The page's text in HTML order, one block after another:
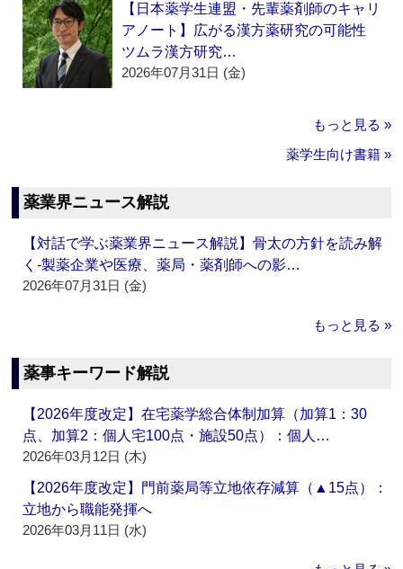
【日本薬学生連盟・先輩薬剤師のキャリ
アノート】広がる漢方薬研究の可能性
ツムラ漢方研究…
2026年07月31日 (金)
もっと見る »
薬学生向け書籍 »
薬業界ニュース解説
【対話で学ぶ薬業界ニュース解説】骨太の方針を読み解
く‐製薬企業や医療、薬局・薬剤師への影…
2026年07月31日 (金)
もっと見る »
薬事キーワード解説
【2026年度改定】在宅薬学総合体制加算（加算1：30
点、加算2：個人宅100点・施設50点）：個人…
2026年03月12日 (木)
【2026年度改定】門前薬局等立地依存減算（▲15点）：
立地から職能発揮へ
2026年03月11日 (水)